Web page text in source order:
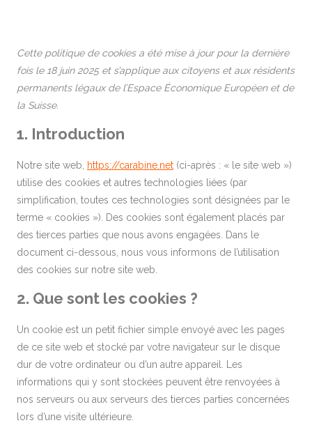
Cette politique de cookies a été mise à jour pour la dernière
fois le 18 juin 2025 et s’applique aux citoyens et aux résidents
permanents légaux de l’Espace Économique Européen et de
la Suisse.
1. Introduction
Notre site web, https://carabine.net (ci-après : « le site web »)
utilise des cookies et autres technologies liées (par
simplification, toutes ces technologies sont désignées par le
terme « cookies »). Des cookies sont également placés par
des tierces parties que nous avons engagées. Dans le
document ci-dessous, nous vous informons de l’utilisation
des cookies sur notre site web.
2. Que sont les cookies ?
Un cookie est un petit fichier simple envoyé avec les pages
de ce site web et stocké par votre navigateur sur le disque
dur de votre ordinateur ou d’un autre appareil. Les
informations qui y sont stockées peuvent être renvoyées à
nos serveurs ou aux serveurs des tierces parties concernées
lors d’une visite ultérieure.